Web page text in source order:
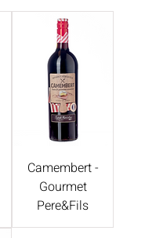
Camembert -
Gourmet
Pere&Fils